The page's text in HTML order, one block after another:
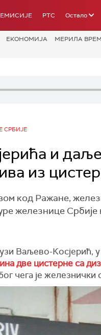
ЕМИСИЈЕ РТС Остало
ЕКОНОМИЈА МЕРИЛА
СРБИЈЕ
и
из
код Ражане,
железнице
Ваљево-Косјерић,
две цистерне са
чега је железнички